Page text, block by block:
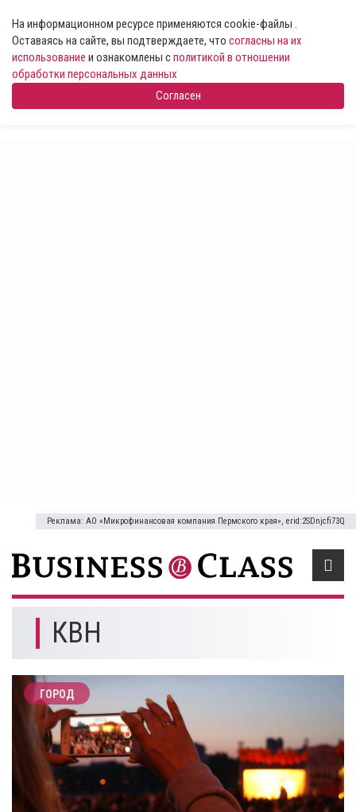
На информационном ресурсе применяются cookie-файлы .
Оставаясь на сайте, вы подтверждаете, что согласны на их
использование и ознакомлены сполитикой в отношении
обработки персональных данных
Согласен
Реклама: АО «Микрофинансовая компания Пермского края», erid:2SDnjcfi73Q
КВН
ГОРОД